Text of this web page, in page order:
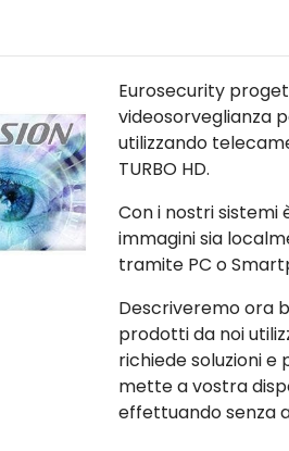
Eurosecurity
videosorveglianza
utilizzando
TURBO HD.
Con i nostri sistemi
immagini sia
tramite PC o
Descriveremo ora
prodotti da noi
richiede soluzioni e
mette a vostra
effettuando senza